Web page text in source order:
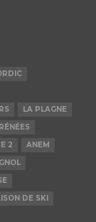
LA PLAGNE
2
ANEM
DE SKI